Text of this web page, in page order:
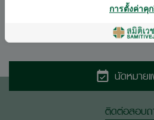
ภาษา
นัดหมาย
ติดต่อสอบ
การตั้งค่าคุ